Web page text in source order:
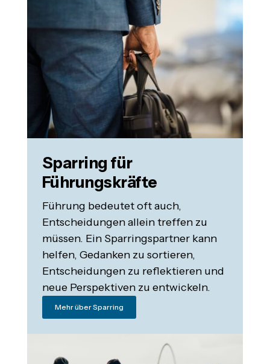
Sparring für
Führungskräfte
Führung bedeutet oft auch,
Entscheidungen allein treffen zu
müssen. Ein Sparringspartner kann
helfen, Gedanken zu sortieren,
Entscheidungen zu reflektieren und
neue Perspektiven zu entwickeln.
Mehr über Sparring